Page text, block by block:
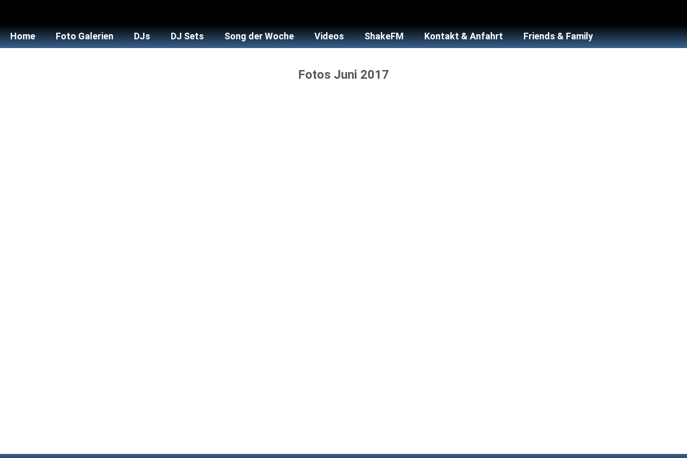
Home Foto Galerien DJs DJ Sets Song der Woche Videos ShakeFM Kontakt & Anfahrt Friends & Family
Fotos Juni 2017